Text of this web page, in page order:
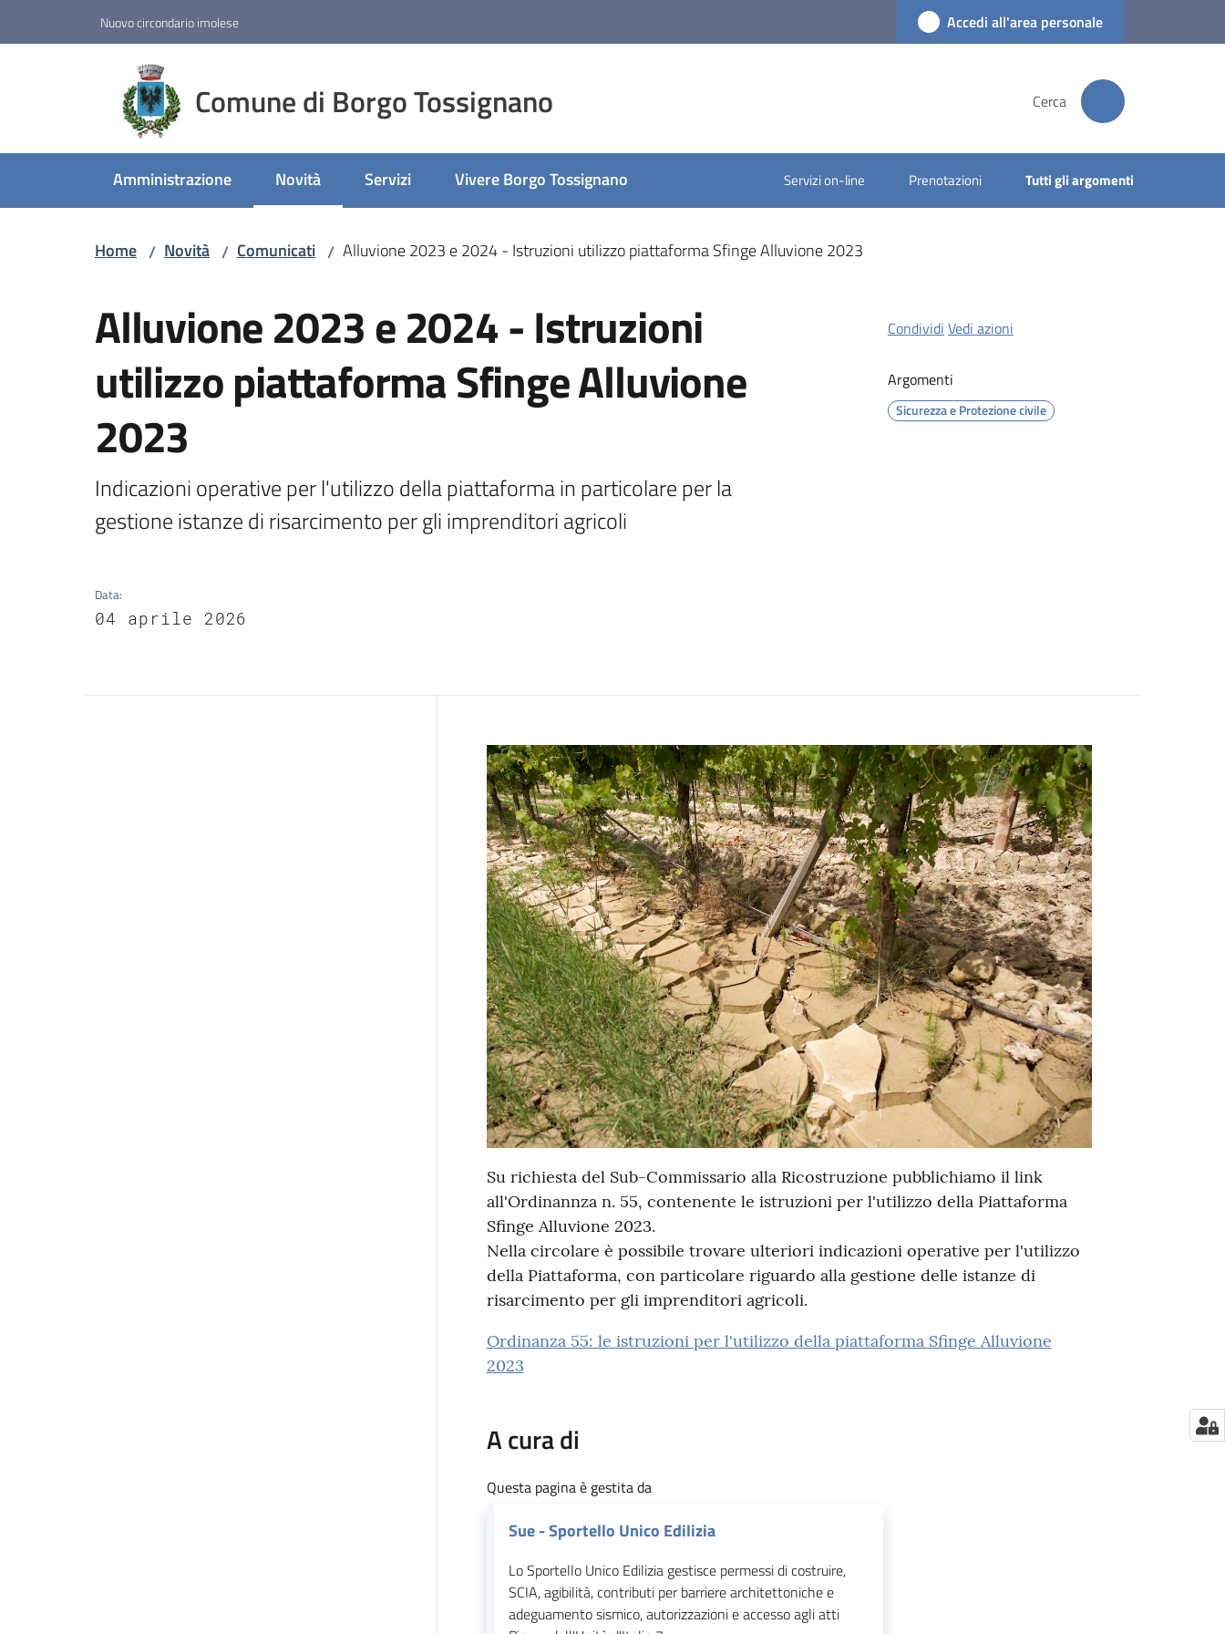
Nuovo circondario imolese Accedi all'area personale
Comune di Borgo Tossignano Cerca
Amministrazione Novità
Menu selezionato
Servizi Vivere Borgo Tossignano Servizi on-line Prenotazioni Tutti gli argomenti
Home / Novità / Comunicati / Alluvione 2023 e 2024 - Istruzioni utilizzo piattaforma Sfinge Alluvione 2023
Alluvione 2023 e 2024 - Istruzioni
utilizzo piattaforma Sfinge Alluvione
2023
Indicazioni operative per l'utilizzo della piattaforma in particolare per la
gestione istanze di risarcimento per gli imprenditori agricoli
Data:
04 aprile 2026
Condividi Vedi azioni
Argomenti
Sicurezza e Protezione civile
Contenuto
Su richiesta del Sub-Commissario alla Ricostruzione pubblichiamo il link
all'Ordinannza n. 55, contenente le istruzioni per l'utilizzo della Piattaforma
Sfinge Alluvione 2023.
Nella circolare è possibile trovare ulteriori indicazioni operative per l'utilizzo
della Piattaforma, con particolare riguardo alla gestione delle istanze di
risarcimento per gli imprenditori agricoli.
Ordinanza 55: le istruzioni per l'utilizzo della piattaforma Sfinge Alluvione
2023
A cura di
Questa pagina è gestita da
Sue - Sportello Unico Edilizia
Lo Sportello Unico Edilizia gestisce permessi di costruire,
SCIA, agibilità, contributi per barriere architettoniche e
adeguamento sismico, autorizzazioni e accesso agli atti